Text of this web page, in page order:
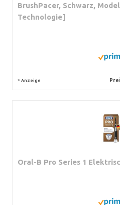
BrushPacer, Schwarz,
Technologie]
* Anzeige
Oral-B Pro Series 1